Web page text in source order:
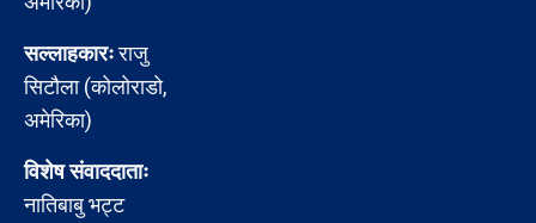
सल्लाहकारःराजु
सिटौला (कोलोराडो,
अमेरिका)
विशेष संवाददाताः
नातिबाबु भट्ट